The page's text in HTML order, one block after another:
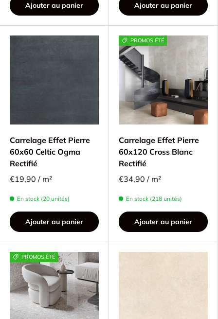
Ajouter au panier Ajouter au panier
Carrelage Effet Pierre
60x60 Celtic Ogma
Rectifié
€19,90 / m²
En stock (20 unités)
Ajouter au panier
PROMOS ÉTÉ
Carrelage Effet Pierre
60x120 Cross Blanc
Rectifié
€34,90 / m²
En stock (218 unités)
Ajouter au panier
PROMOS ÉTÉ